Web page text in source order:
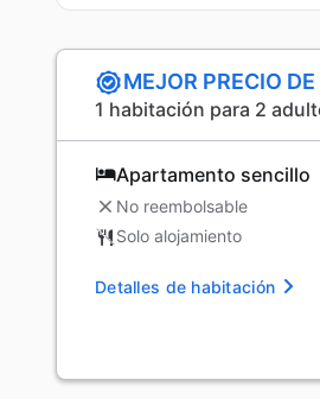
MEJOR PRECIO
1 habitación para 2
Apartamento sencillo
No reembolsable
Solo alojamiento
Detalles de habitación